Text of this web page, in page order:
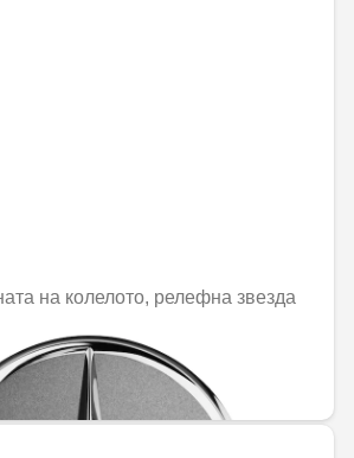
на колелото, релефна звезда